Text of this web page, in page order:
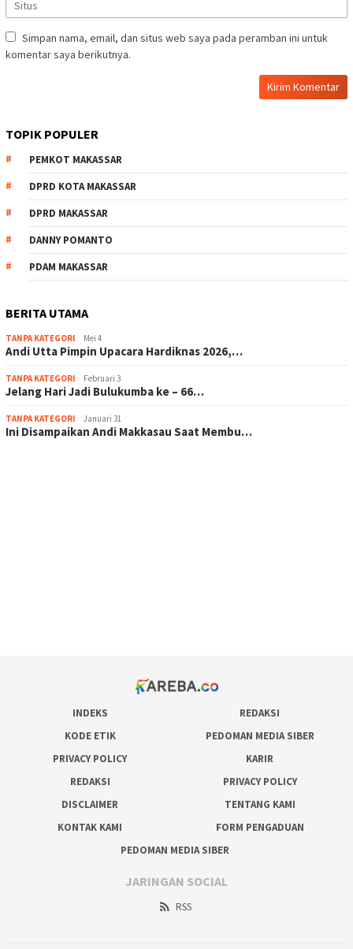
Simpan nama, email, dan situs web saya pada peramban ini untuk
komentar saya berikutnya.
TOPIK POPULER
PEMKOT MAKASSAR
DPRD KOTA MAKASSAR
DPRD MAKASSAR
DANNY POMANTO
PDAM MAKASSAR
BERITA UTAMA
TANPA KATEGORI Mei 4
Andi Utta Pimpin Upacara Hardiknas 2026,…
TANPA KATEGORI Februari 3
Jelang Hari Jadi Bulukumba ke – 66…
TANPA KATEGORI Januari 31
Ini Disampaikan Andi Makkasau Saat Membu…
INDEKS
REDAKSI
KODE ETIK
PEDOMAN MEDIA SIBER
PRIVACY POLICY
KARIR
REDAKSI
PRIVACY POLICY
DISCLAIMER
TENTANG KAMI
KONTAK KAMI
FORM PENGADUAN
PEDOMAN MEDIA SIBER
JARINGAN SOCIAL
RSS